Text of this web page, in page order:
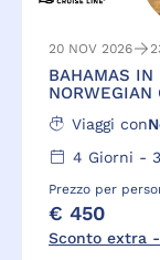
20 NOV 2026
BAHAMAS IN
NORWEGIAN
Viaggi con
4 Giorni - 3
Prezzo per
€ 450
Sconto extra